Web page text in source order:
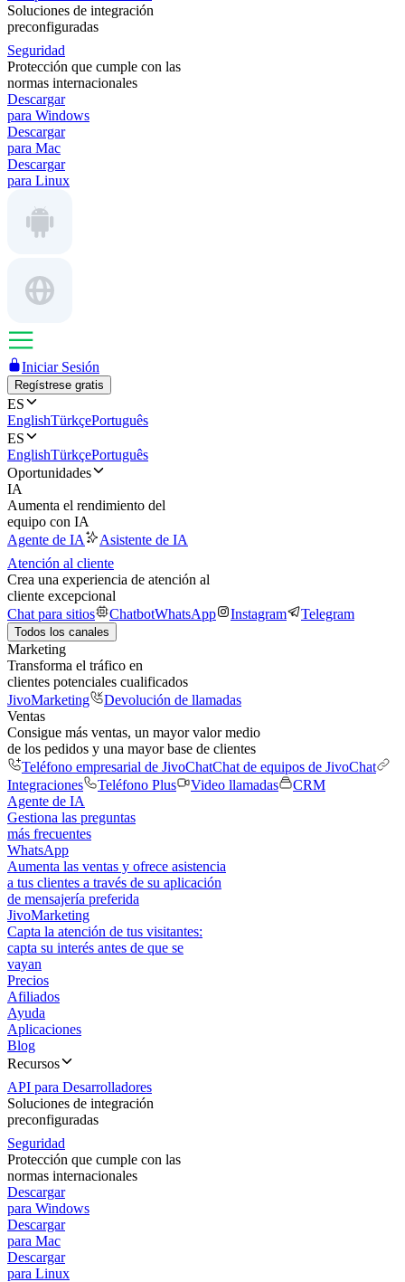
Soluciones de integración
preconfiguradas
Seguridad
Protección que cumple con las
normas internacionales
Descargar
para Windows
Descargar
para Mac
Descargar
para Linux
Iniciar Sesión
Regístrese gratis
ES
EnglishTürkçePortuguês
ES
EnglishTürkçePortuguês
Oportunidades
IA
Aumenta el rendimiento del
equipo con IA
Agente de IA
Asistente de IA
Atención al cliente
Crea una experiencia de atención al
cliente excepcional
Chat para sitios
ChatbotWhatsApp Instagram Telegram
Todos los canales
Marketing
Transforma el tráfico en
clientes potenciales cualificados
JivoMarketing
Devolución de llamadas
Ventas
Consigue más ventas, un mayor valor medio
de los pedidos y una mayor base de clientes
Teléfono empresarial de JivoChatChat de equipos de JivoChat
Integraciones
Teléfono Plus Video llamadas
CRM
Agente de IA
Gestiona las preguntas
más frecuentes
WhatsApp
Aumenta las ventas y ofrece asistencia
a tus clientes a través de su aplicación
de mensajería preferida
JivoMarketing
Capta la atención de tus visitantes:
capta su interés antes de que se
vayan
Precios
Afiliados
Ayuda
Aplicaciones
Blog
Recursos
API para Desarrolladores
Soluciones de integración
preconfiguradas
Seguridad
Protección que cumple con las
normas internacionales
Descargar
para Windows
Descargar
para Mac
Descargar
para Linux